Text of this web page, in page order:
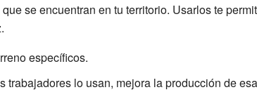
se encuentran en tu territorio. Usarlos te
específicos.
trabajadores lo usan, mejora la producción de